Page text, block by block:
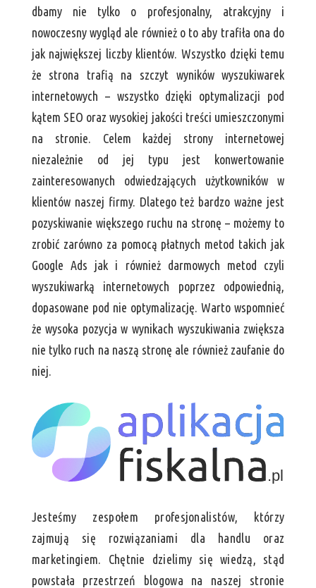
dbamy nie tylko o profesjonalny, atrakcyjny i
nowoczesny wygląd ale również o to aby trafiła ona do
jak największej liczby klientów. Wszystko dzięki temu
że strona trafią na szczyt wyników wyszukiwarek
internetowych – wszystko dzięki optymalizacji pod
kątem SEO oraz wysokiej jakości treści umieszczonymi
na stronie. Celem każdej strony internetowej
niezależnie od jej typu jest konwertowanie
zainteresowanych odwiedzających użytkowników w
klientów naszej firmy. Dlatego też bardzo ważne jest
pozyskiwanie większego ruchu na stronę – możemy to
zrobić zarówno za pomocą płatnych metod takich jak
Google Ads jak i również darmowych metod czyli
wyszukiwarką internetowych poprzez odpowiednią,
dopasowane pod nie optymalizację. Warto wspomnieć
że wysoka pozycja w wynikach wyszukiwania zwiększa
nie tylko ruch na naszą stronę ale również zaufanie do
niej.
Jesteśmy zespołem profesjonalistów, którzy
zajmują się rozwiązaniami dla handlu oraz
marketingiem. Chętnie dzielimy się wiedzą, stąd
powstała przestrzeń blogowa na naszej stronie